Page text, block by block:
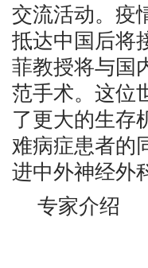
交流活动。疫
抵达中国后将
菲教授将与国
范手术。这位
了更大的生存
难病症患者的
进中外神经外
专家介绍